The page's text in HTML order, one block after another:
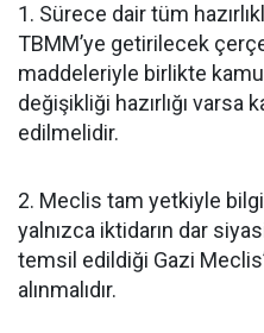
1. Sürece dair tüm
TBMM’ye getirilecek
maddeleriyle birlikte
değişikliği hazırlığı varsa
edilmelidir.
2. Meclis tam yetkiyle
yalnızca iktidarın dar
temsil edildiği Gazi
alınmalıdır.